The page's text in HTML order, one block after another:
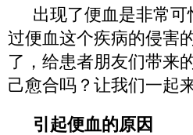
出现了便血是非常
过便血这个疾病的侵害
了，给患者朋友们带来
己愈合吗？让我们一起
引起便血的原因